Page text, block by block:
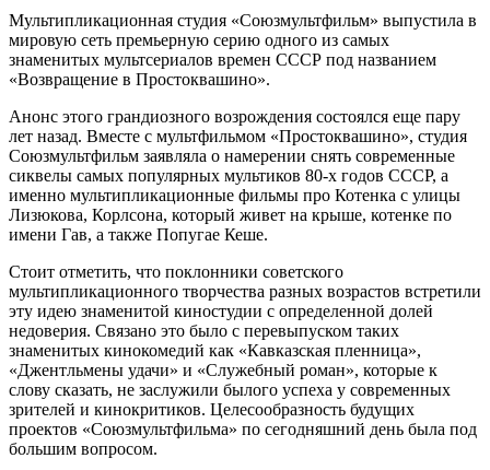
Мультипликационная студия «Союзмультфильм» выпустила в
мировую сеть премьерную серию одного из самых
знаменитых мультсериалов времен СССР под названием
«Возвращение в Простоквашино».
Анонс этого грандиозного возрождения состоялся еще пару
лет назад. Вместе с мультфильмом «Простоквашино», студия
Союзмультфильм заявляла о намерении снять современные
сиквелы самых популярных мультиков 80-х годов СССР, а
именно мультипликационные фильмы про Котенка с улицы
Лизюкова, Корлсона, который живет на крыше, котенке по
имени Гав, а также Попугае Кеше.
Стоит отметить, что поклонники советского
мультипликационного творчества разных возрастов встретили
эту идею знаменитой киностудии с определенной долей
недоверия. Связано это было с перевыпуском таких
знаменитых кинокомедий как «Кавказская пленница»,
«Джентльмены удачи» и «Служебный роман», которые к
слову сказать, не заслужили былого успеха у современных
зрителей и кинокритиков. Целесообразность будущих
проектов «Союзмультфильма» по сегодняшний день была под
большим вопросом.